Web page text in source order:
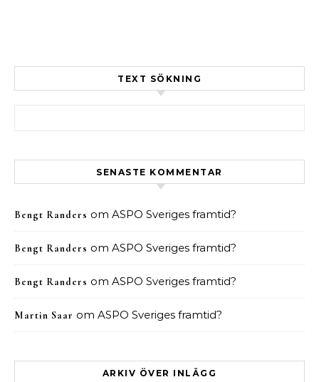
TEXT SÖKNING
SENASTE KOMMENTAR
Bengt Randers om ASPO Sveriges framtid?
Bengt Randers om ASPO Sveriges framtid?
Bengt Randers om ASPO Sveriges framtid?
Martin Saar om ASPO Sveriges framtid?
ARKIV ÖVER INLÄGG